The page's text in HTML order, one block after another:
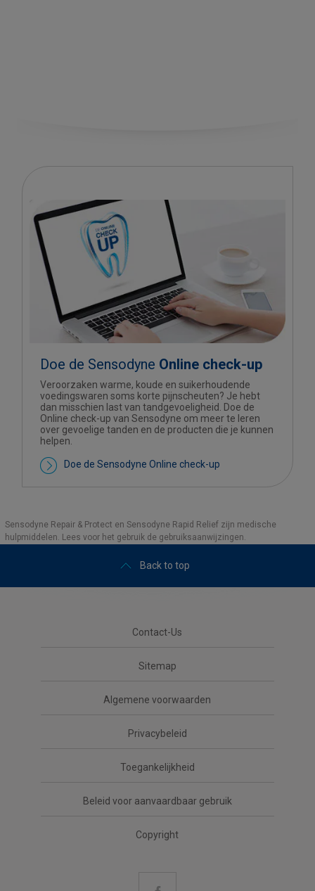
Doe de Sensodyne Online check-up
Veroorzaken warme, koude en suikerhoudende
voedingswaren soms korte pijnscheuten? Je hebt
dan misschien last van tandgevoeligheid. Doe de
Online check-up van Sensodyne om meer te leren
over gevoelige tanden en de producten die je kunnen
helpen.
Doe de Sensodyne Online check-up
Sensodyne Repair & Protect en Sensodyne Rapid Relief zijn medische
hulpmiddelen. Lees voor het gebruik de gebruiksaanwijzingen.
Back to top
Contact-Us
Sitemap
Algemene voorwaarden
Privacybeleid
Toegankelijkheid
Beleid voor aanvaardbaar gebruik
Copyright